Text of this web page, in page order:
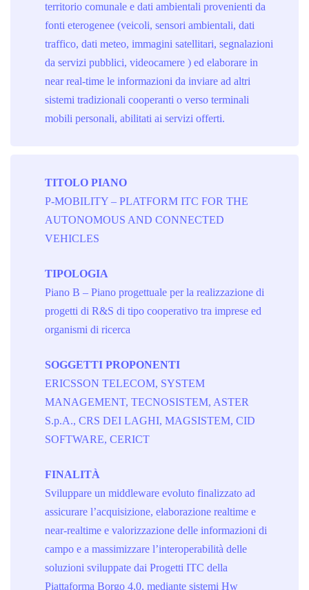
territorio comunale e dati ambientali provenienti da
fonti eterogenee (veicoli, sensori ambientali, dati
traffico, dati meteo, immagini satellitari, segnalazioni
da servizi pubblici, videocamere ) ed elaborare in
near real-time le informazioni da inviare ad altri
sistemi tradizionali cooperanti o verso terminali
mobili personali, abilitati ai servizi offerti.
TITOLO PIANO
P-MOBILITY – PLATFORM ITC FOR THE
AUTONOMOUS AND CONNECTED
VEHICLES
TIPOLOGIA
Piano B – Piano progettuale per la realizzazione di
progetti di R&S di tipo cooperativo tra imprese ed
organismi di ricerca
SOGGETTI PROPONENTI
ERICSSON TELECOM, SYSTEM
MANAGEMENT, TECNOSISTEM, ASTER
S.p.A., CRS DEI LAGHI, MAGSISTEM, CID
SOFTWARE, CERICT
FINALITÀ
Sviluppare un middleware evoluto finalizzato ad
assicurare l’acquisizione, elaborazione realtime e
near-realtime e valorizzazione delle informazioni di
campo e a massimizzare l’interoperabilità delle
soluzioni sviluppate dai Progetti ITC della
Piattaforma Borgo 4.0, mediante sistemi Hw